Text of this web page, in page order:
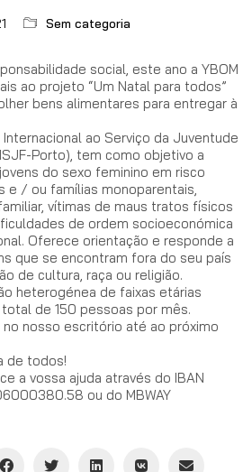
Sem categoria
social, este ano a YBOM
ao projeto “Um Natal para todos”
bens alimentares para entregar à
ao Serviço da Juventude
Porto), tem como objetivo a
do sexo feminino em risco
e / ou famílias monoparentais,
vítimas de maus tratos físicos
de ordem socioeconómica
Oferece orientação e responde a
que se encontram fora do seu país
de cultura, raça ou religião.
heterogénea de faixas etárias
de 150 pessoas por mês.
nosso escritório até ao próximo
de todos!
a vossa ajuda através do IBAN
ou do MBWAY